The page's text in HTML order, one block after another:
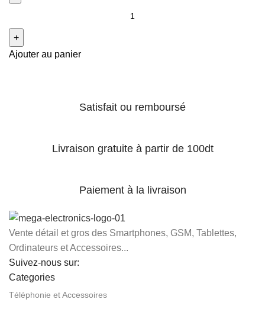
Ajouter au panier
Satisfait ou remboursé
Livraison gratuite à partir de 100dt
Paiement à la livraison
Vente détail et gros des Smartphones, GSM, Tablettes,
Ordinateurs et Accessoires...
Suivez-nous sur:
Categories
Téléphonie et Accessoires